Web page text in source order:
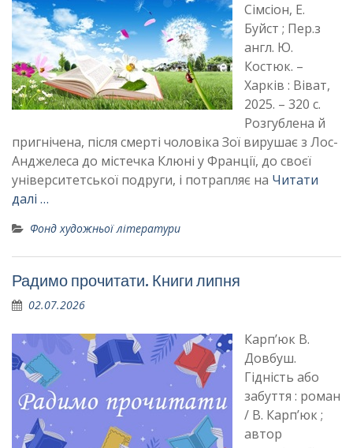
Сімсіон, Е.
Буйст ; Пер.з
англ. Ю.
Костюк. –
Харків : Віват,
2025. – 320 с.
Розгублена й
пригнічена, після смерті чоловіка Зої вирушає з Лос-
Анджелеса до містечка Клюні у Франції, до своєї
університетської подруги, і потрапляє на Читати
далі …
Фонд художньої літератури
Радимо прочитати. Книги липня
02.07.2026
Карп’юк В.
Довбуш.
Гідність або
забуття : роман
/ В. Карп’юк ;
автор